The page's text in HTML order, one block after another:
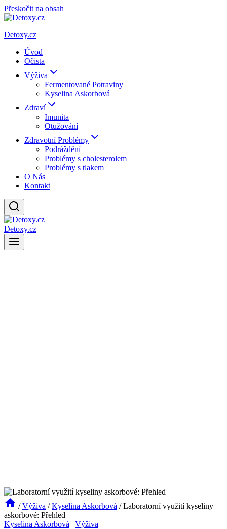
Přeskočit na obsah
Detoxy.cz
Úvod
Očista
Výživa
Fermentované Potraviny
Kyselina Askorbová
Zdraví
Imunita
Otužování
Zdravotní Problémy
Podráždění
Problémy s cholesterolem
Problémy s tlakem
O Nás
Kontakt
Detoxy.cz
/ Výživa / Kyselina Askorbová / Laboratorní využití kyseliny
askorbové: Přehled
Kyselina Askorbová | Výživa